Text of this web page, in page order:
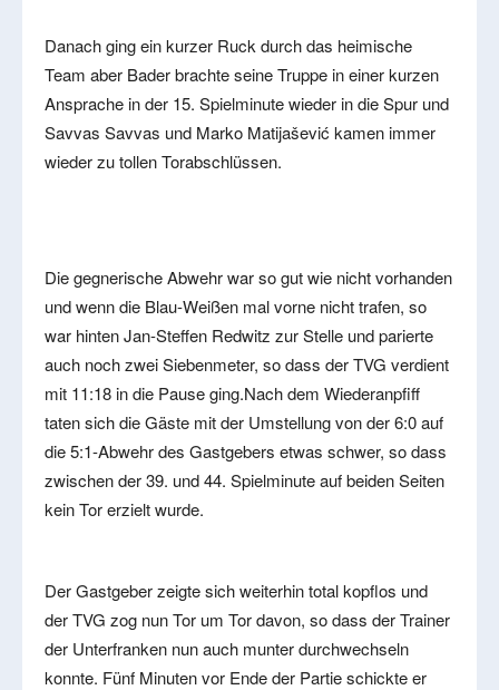
Danach ging ein kurzer Ruck durch das heimische
Team aber Bader brachte seine Truppe in einer kurzen
Ansprache in der 15. Spielminute wieder in die Spur und
Savvas Savvas und Marko Matijašević kamen immer
wieder zu tollen Torabschlüssen.
Die gegnerische Abwehr war so gut wie nicht vorhanden
und wenn die Blau-Weißen mal vorne nicht trafen, so
war hinten Jan-Steffen Redwitz zur Stelle und parierte
auch noch zwei Siebenmeter, so dass der TVG verdient
mit 11:18 in die Pause ging.Nach dem Wiederanpfiff
taten sich die Gäste mit der Umstellung von der 6:0 auf
die 5:1-Abwehr des Gastgebers etwas schwer, so dass
zwischen der 39. und 44. Spielminute auf beiden Seiten
kein Tor erzielt wurde.
Der Gastgeber zeigte sich weiterhin total kopflos und
der TVG zog nun Tor um Tor davon, so dass der Trainer
der Unterfranken nun auch munter durchwechseln
konnte. Fünf Minuten vor Ende der Partie schickte er